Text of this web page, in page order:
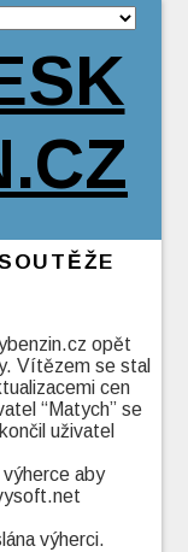
opět
Vítězem se stal
cen
“Matych” se
uživatel
výherce aby
výherci.